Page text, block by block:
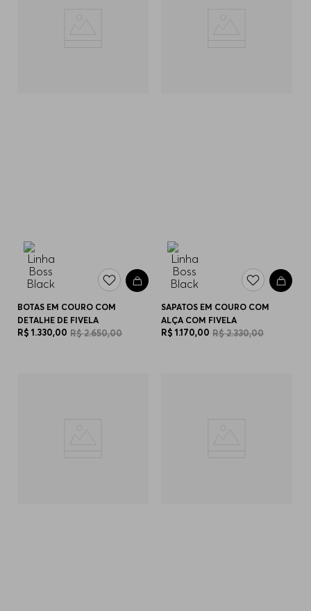
BOTAS EM COURO COM
DETALHE DE FIVELA
R$ 1.330,00 R$2.650,00
SAPATOS EM COURO COM
ALÇA COM FIVELA
R$ 1.170,00 R$2.330,00